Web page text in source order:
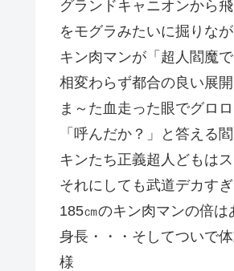
グランドキャニオンから
をモグラみたいに掘りな
キン肉マンが「超人閻魔
相変わらず都合の良い展
ま～た血走った眼でグロ
「呼んだか？」と答える
キンたち正義超人どもは
それにしても武道デカすぎ
185㎝のキン肉マンの倍は
身長・・・そしてついで
様